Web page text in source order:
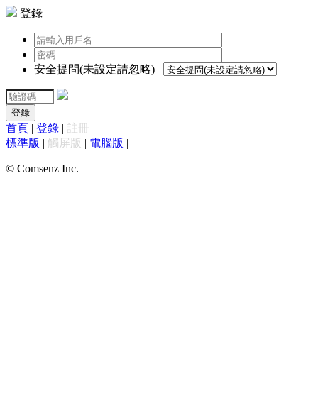
登錄
安全提問(未設定請忽略)
登錄
首頁 | 登錄 | 註冊
標準版 | 觸屏版 | 電腦版 |
© Comsenz Inc.